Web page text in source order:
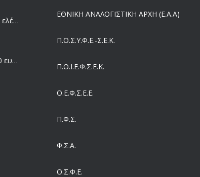
Επιθεώρηση Εργασίας: Μπαράζ ελέγχων με tablets και drones
Μισθός: Το στοίχημα των 1.500 ευρώ – Πόσοι εργαζόμενοι παίρνουν αυτά τα χρήματα
ΕΘΝΙΚΗ ΑΝΑΛΟΓΙΣΤΙΚΗ ΑΡΧΗ (Ε.Α.Α)
Π.Ο.Σ.Υ.Φ.Ε.-Σ.Ε.Κ.
Π.O.I.Ε.Φ.Σ.Ε.Κ.
Ο.Ε.Φ.Σ.Ε.Ε.
Π.Φ.Σ.
Φ.Σ.Α.
Ο.Σ.Φ.Ε.